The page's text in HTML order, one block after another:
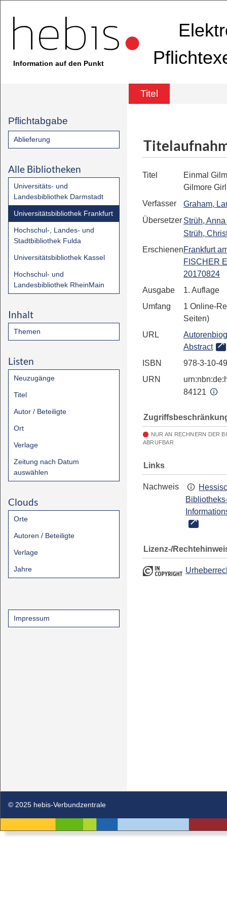
Information auf den Punkt
Titel
Pflichtabgabe
Ablieferung
Alle Bibliotheken
Universitäts- und
Landesbibliothek Darmstadt
Universitätsbibliothek Frankfurt
Hochschul-, Landes- und
Stadtbibliothek Fulda
Universitätsbibliothek Kassel
Hochschul- und
Landesbibliothek RheinMain
Inhalt
Themen
Listen
Neuzugänge
Titel
Autor / Beteiligte
Ort
Verlage
Zeitung nach Datum
auswählen
Clouds
Orte
Autoren / Beteiligte
Verlage
Jahre
Impressum
Titel
​Einmal
Gilmore Girl
Verfasser
Graham,
Übersetzer Strüh,
Strüh,
ErschienenFrankfurt
FISCHER
20170824
Ausgabe
1. Auflage
Umfang
1 Online-
Seiten)
URL
Abstract
ISBN
978-3-10-
URN
84121
NUR AN RECHNERN DER
ABRUFBAR
Links
Nachweis
Lizenz-/
© 2025 hebis-Verbundzentrale